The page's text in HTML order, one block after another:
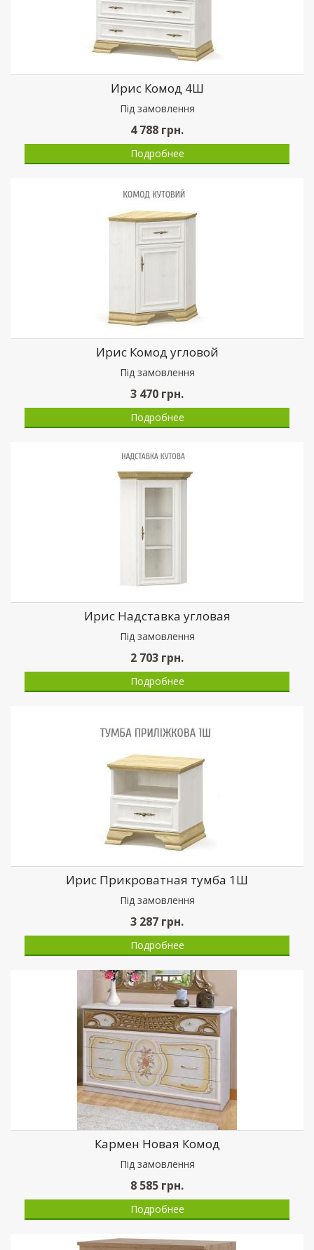
Ирис Комод 4Ш
Пiд замовлення
4 788 грн.
Подробнее
Ирис Комод угловой
Пiд замовлення
3 470 грн.
Подробнее
Ирис Надставка угловая
Пiд замовлення
2 703 грн.
Подробнее
Ирис Прикроватная тумба 1Ш
Пiд замовлення
3 287 грн.
Подробнее
Кармен Новая Комод
Пiд замовлення
8 585 грн.
Подробнее